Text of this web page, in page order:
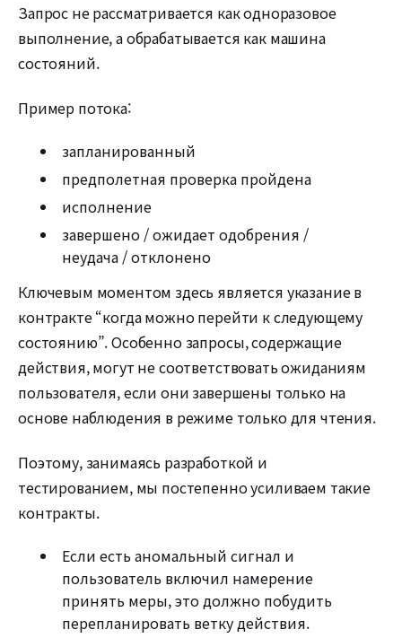
Запрос не рассматривается как одноразовое
выполнение, а обрабатывается как машина
состояний.
Пример потока:
запланированный
предполетная проверка пройдена
исполнение
завершено / ожидает одобрения /
неудача / отклонено
Ключевым моментом здесь является указание в
контракте “когда можно перейти к следующему
состоянию”. Особенно запросы, содержащие
действия, могут не соответствовать ожиданиям
пользователя, если они завершены только на
основе наблюдения в режиме только для чтения.
Поэтому, занимаясь разработкой и
тестированием, мы постепенно усиливаем такие
контракты.
Если есть аномальный сигнал и
пользователь включил намерение
принять меры, это должно побудить
перепланировать ветку действия.